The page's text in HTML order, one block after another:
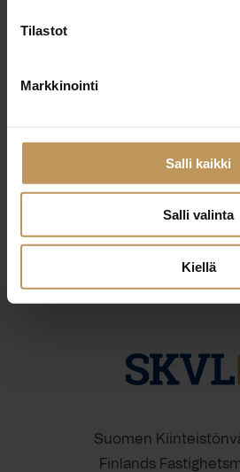
Tilastot
Markkinointi
Salli kaikki
Salli valinta
Kiellä
Mirva Salo
Lue artikkeli
Suomen
Finlands